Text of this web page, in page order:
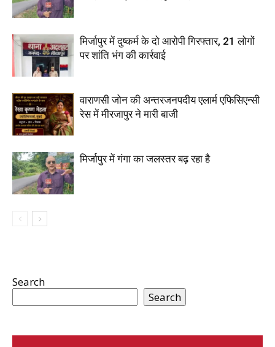
मिर्जापुर में दुष्कर्म के दो आरोपी गिरफ्तार, 21 लोगों
पर शांति भंग की कार्रवाई
वाराणसी जोन की अन्तरजनपदीय एलार्म एफिसिएन्सी
रेस में मीरजापुर ने मारी बाजी
मिर्जापुर में गंगा का जलस्तर बढ़ रहा है
Search
Search